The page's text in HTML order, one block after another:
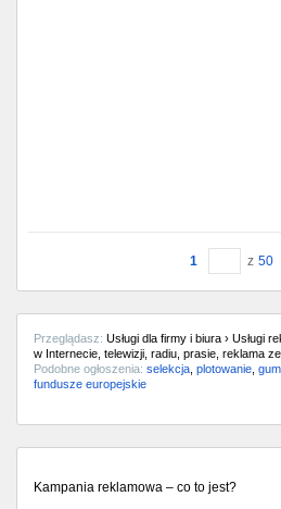
1 z 50
Przeglądasz: Usługi dla firmy i biura › Usługi
w Internecie, telewizji, radiu, prasie, reklama
Podobne ogłoszenia: selekcja plotowanie
fundusze europejskie
Kampania reklamowa – co to jest?